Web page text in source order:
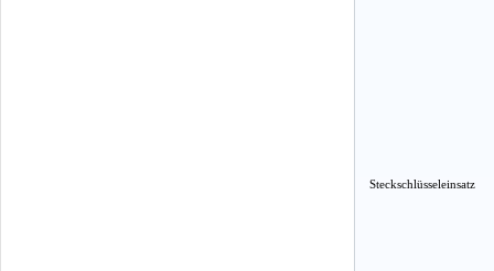
Steckschlüsseleinsatz